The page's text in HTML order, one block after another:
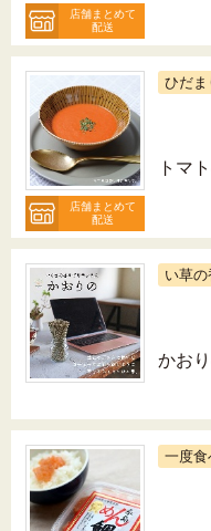
店舗まとめて
配送
店舗まとめて
配送
ひだま
トマ
い草
かお
一度食